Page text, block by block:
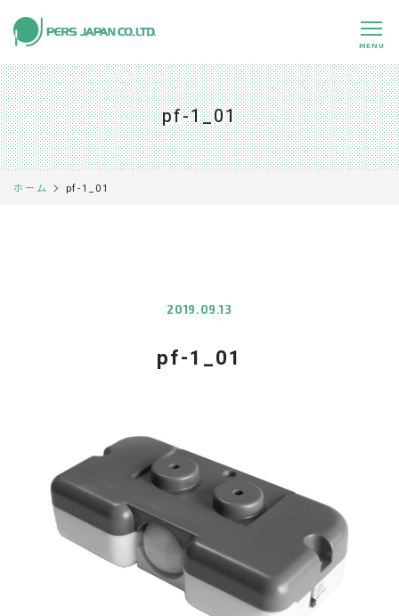
MENU
私たちの特長 About Us
事業内容 Business
0120-891-224
pf-1_01
ホーム pf-1_01
2019.09.13
pf-1_01